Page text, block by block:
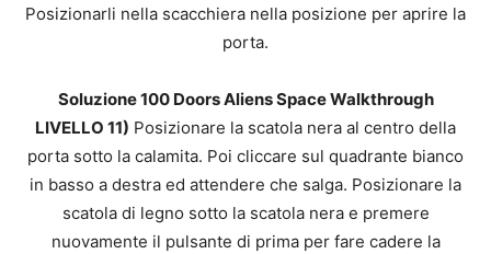
Posizionarli nella scacchiera nella posizione per aprire la
porta.
Soluzione 100 Doors Aliens Space Walkthrough
LIVELLO 11) Posizionare la scatola nera al centro della
porta sotto la calamita. Poi cliccare sul quadrante bianco
in basso a destra ed attendere che salga. Posizionare la
scatola di legno sotto la scatola nera e premere
nuovamente il pulsante di prima per fare cadere la